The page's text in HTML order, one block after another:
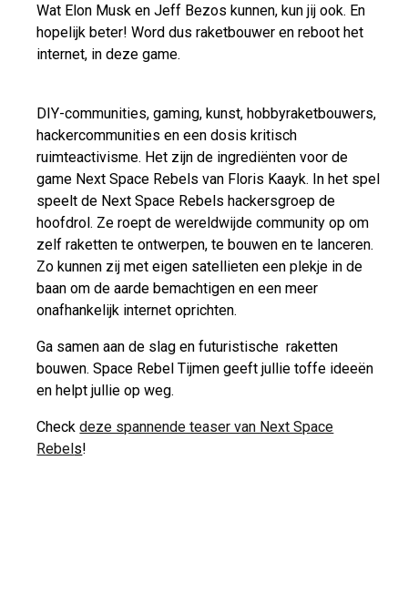
Wat Elon Musk en Jeff Bezos kunnen, kun jij ook. En
hopelijk beter! Word dus raketbouwer en reboot het
internet, in deze game.
DIY-communities, gaming, kunst, hobbyraketbouwers,
hackercommunities en een dosis kritisch
ruimteactivisme. Het zijn de ingrediënten voor de
game Next Space Rebels van Floris Kaayk. In het spel
speelt de Next Space Rebels hackersgroep de
hoofdrol. Ze roept de wereldwijde community op om
zelf raketten te ontwerpen, te bouwen en te lanceren.
Zo kunnen zij met eigen satellieten een plekje in de
baan om de aarde bemachtigen en een meer
onafhankelijk internet oprichten.
Ga samen aan de slag en futuristische raketten
bouwen. Space Rebel Tijmen geeft jullie toffe ideeën
en helpt jullie op weg.
Checkdeze spannende teaser van Next Space
Rebel s!